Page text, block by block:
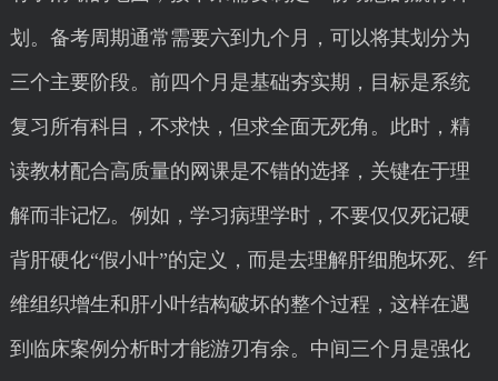
划。备考周期通常需要六到九个月，可以将其划分为
三个主要阶段。前四个月是基础夯实期，目标是系统
复习所有科目，不求快，但求全面无死角。此时，精
读教材配合高质量的网课是不错的选择，关键在于理
解而非记忆。例如，学习病理学时，不要仅仅死记硬
背肝硬化“假小叶”的定义，而是去理解肝细胞坏死、纤
维组织增生和肝小叶结构破坏的整个过程，这样在遇
到临床案例分析时才能游刃有余。中间三个月是强化